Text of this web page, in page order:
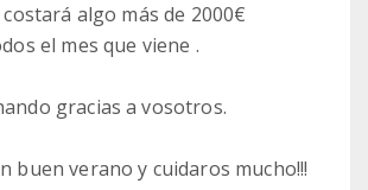
algo más de 2000€
el mes que viene .
gracias a vosotros.
buen verano y cuidaros mucho!!!